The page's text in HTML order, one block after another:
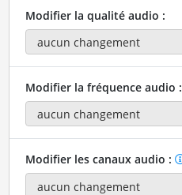
Modifier la qualité audio :
Modifier la fréquence audio :
Modifier les canaux audio :